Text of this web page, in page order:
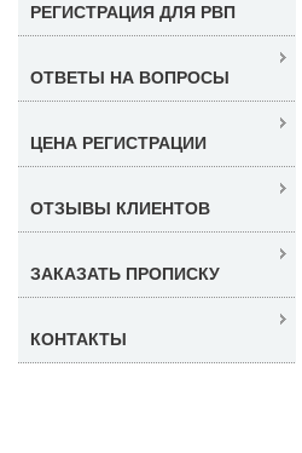
РЕГИСТРАЦИЯ ДЛЯ РВП
ОТВЕТЫ НА ВОПРОСЫ
ЦЕНА РЕГИСТРАЦИИ
ОТЗЫВЫ КЛИЕНТОВ
ЗАКАЗАТЬ ПРОПИСКУ
КОНТАКТЫ